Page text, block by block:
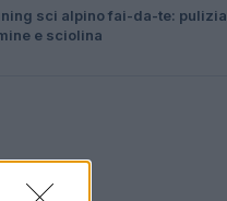
sci alpino fai-da-te: pulizia,
e sciolina